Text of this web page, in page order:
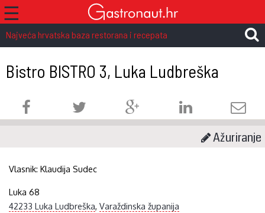
☰
Najveća hrvatska baza restorana i recepata
Bistro BISTRO 3, Luka Ludbreška
Ažuriranje
Vlasnik:Klaudija Sudec
Luka 68
42233 Luka Ludbreška,Varaždinska županija